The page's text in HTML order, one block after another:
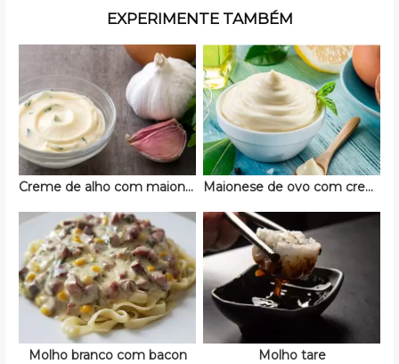
EXPERIMENTE TAMBÉM
Creme de alho com maionese Maionese de ovo com creme de leite
Molho branco com bacon Molho tare